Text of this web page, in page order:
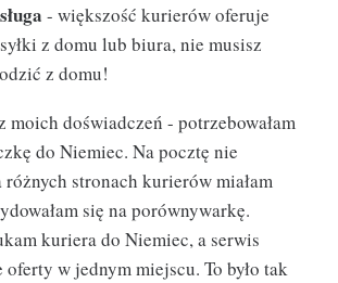
- większość kurierów oferuje
z domu lub biura, nie musisz
z domu!
moich doświadczeń - potrzebowałam
do Niemiec. Na pocztę nie
różnych stronach kurierów miałam
się na porównywarkę.
kuriera do Niemiec, a serwis
oferty w jednym miejscu. To było tak